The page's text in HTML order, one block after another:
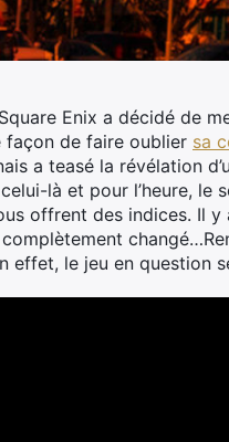
Enix a décidé de
façon de faire oublier sa
a teasé la révélation
là et pour l’heure, le
offrent des indices. Il
effet, le jeu en question